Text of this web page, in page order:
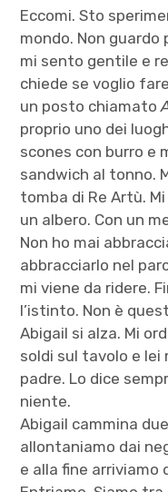
Eccomi. Sto
mondo. Non
mi sento gentile e
chiede se voglio
un posto chiamato
proprio uno dei
scones con burro e
sandwich al tonno.
tomba di Re Artù.
un albero. Con un
Non ho mai
abbracciarlo nel
mi viene da ridere.
l’istinto. Non è
Abigail si alza. Mi
soldi sul tavolo e lei
padre. Lo dice
niente.
Abigail cammina
allontaniamo dai
e alla fine arriviamo